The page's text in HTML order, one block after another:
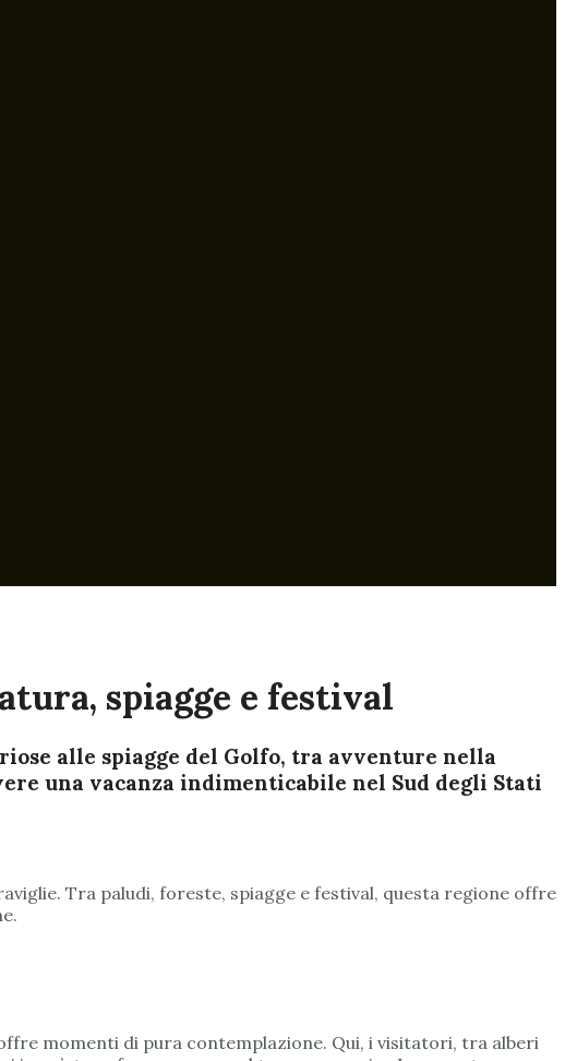
spiagge e festival
alle spiagge del Golfo, tra avventure nella
una vacanza indimenticabile nel Sud degli Stati
Tra paludi, foreste, spiagge e festival, questa regione offre
momenti di pura contemplazione. Qui, i visitatori, tra alberi